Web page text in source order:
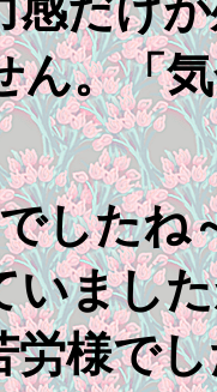
ん。「
したね
いまし
労様で